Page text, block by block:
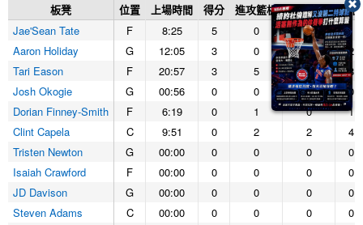
板凳
位置 上場時間 得分 進攻籃板 防守籃板
籃板
Jae'Sean Tate
F 8:25 5 0 1
1
Aaron Holiday
G 12:05 3 0 2
2
Tari Eason
F 20:57 3 5 3
8
Josh Okogie
G 00:56 0 0 0
0
Dorian Finney-Smith
F 6:19 0 1 0
1
Clint Capela
C 9:51 0 2 2
4
Tristen Newton
G 00:00 0 0 0
0
Isaiah Crawford
F 00:00 0 0 0
0
JD Davison
G 00:00 0 0 0
0
Steven Adams
C 00:00 0 0 0
0